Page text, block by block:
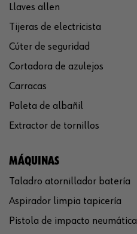
Llaves allen
Tijeras de electricista
Cúter de seguridad
Cortadora de azulejos
Carracas
Paleta de albañil
Extractor de tornillos
MÁQUINAS
Taladro atornillador batería
Aspirador limpia tapicería
Pistola de impacto neumática